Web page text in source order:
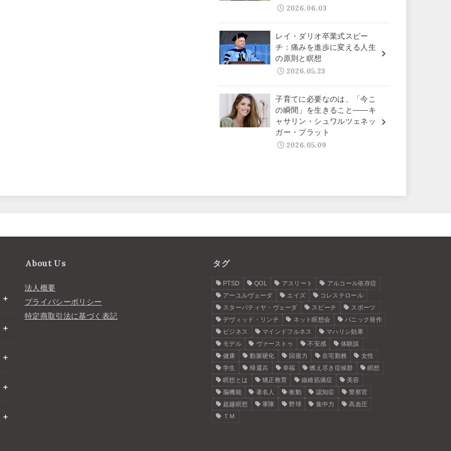
2026.06.03
レイ・ダリオ卒業式スピー
チ：痛みを進歩に変える人生
の原則と瞑想
2026.05.23
子育てに必要なのは、「今こ
の瞬間」を生きること——キ
ャサリン・シュワルツェネッ
ガー・プラット
2026.05.09
About Us
法人概要
プライバシーポリシー
特定商取引法に基づく表記
タグ
PTSD QOL アスリート
アルコール依存症
アーユルヴェーダ
エイズ
コレステロール
スターパティヤ・ヴェーダ
スピーチ
スポーツ
デヴィッド・リンチ
ネット瞑想会
パニック発作
ビジネス
マインドフルネス
マハリシ効果
モデル
ヴァーストゥ 不安感
体験談
健康
動脈硬化 回復力 在宅勤務
女性
学生
帰還兵 幸福 燃え尽き症候群
瞑想
瞑想とは
矯正教育 線維筋痛症
美容
脳機能
著名人 衝動 認知症
警察官
超越瞑想
軍隊 野球 集中力
高血圧
ＴＭ